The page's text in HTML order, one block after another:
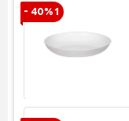
- 40% 1